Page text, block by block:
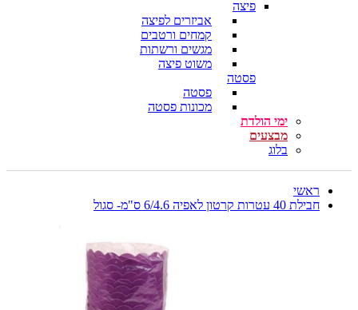
פיצה
אביזרים לפיצה
קמחים ורטבים
מגשים ורשתות
משוט פיצה
פסטה
פסטה
מכונות פסטה
ימי הולדת
מבצעים
בלוג
ראשי
חבילת 40 עטרות קרטון לאפיה 6/4.6 ס"מ- סגול